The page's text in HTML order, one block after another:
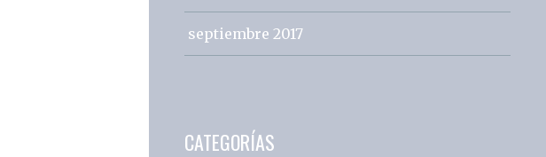
septiembre 2017
CATEGORÍAS